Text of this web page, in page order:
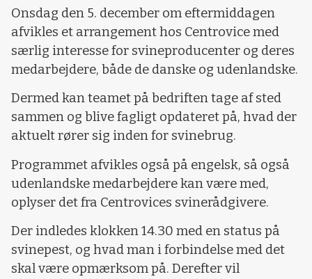
Onsdag den 5. december om eftermiddagen
afvikles et arrangement hos Centrovice med
særlig interesse for svineproducenter og deres
medarbejdere, både de danske og udenlandske.
Dermed kan teamet på bedriften tage af sted
sammen og blive fagligt opdateret på, hvad der
aktuelt rører sig inden for svinebrug.
Programmet afvikles også på engelsk, så også
udenlandske medarbejdere kan være med,
oplyser det fra Centrovices svinerådgivere.
Der indledes klokken 14.30 med en status på
svinepest, og hvad man i forbindelse med det
skal være opmærksom på. Derefter vil